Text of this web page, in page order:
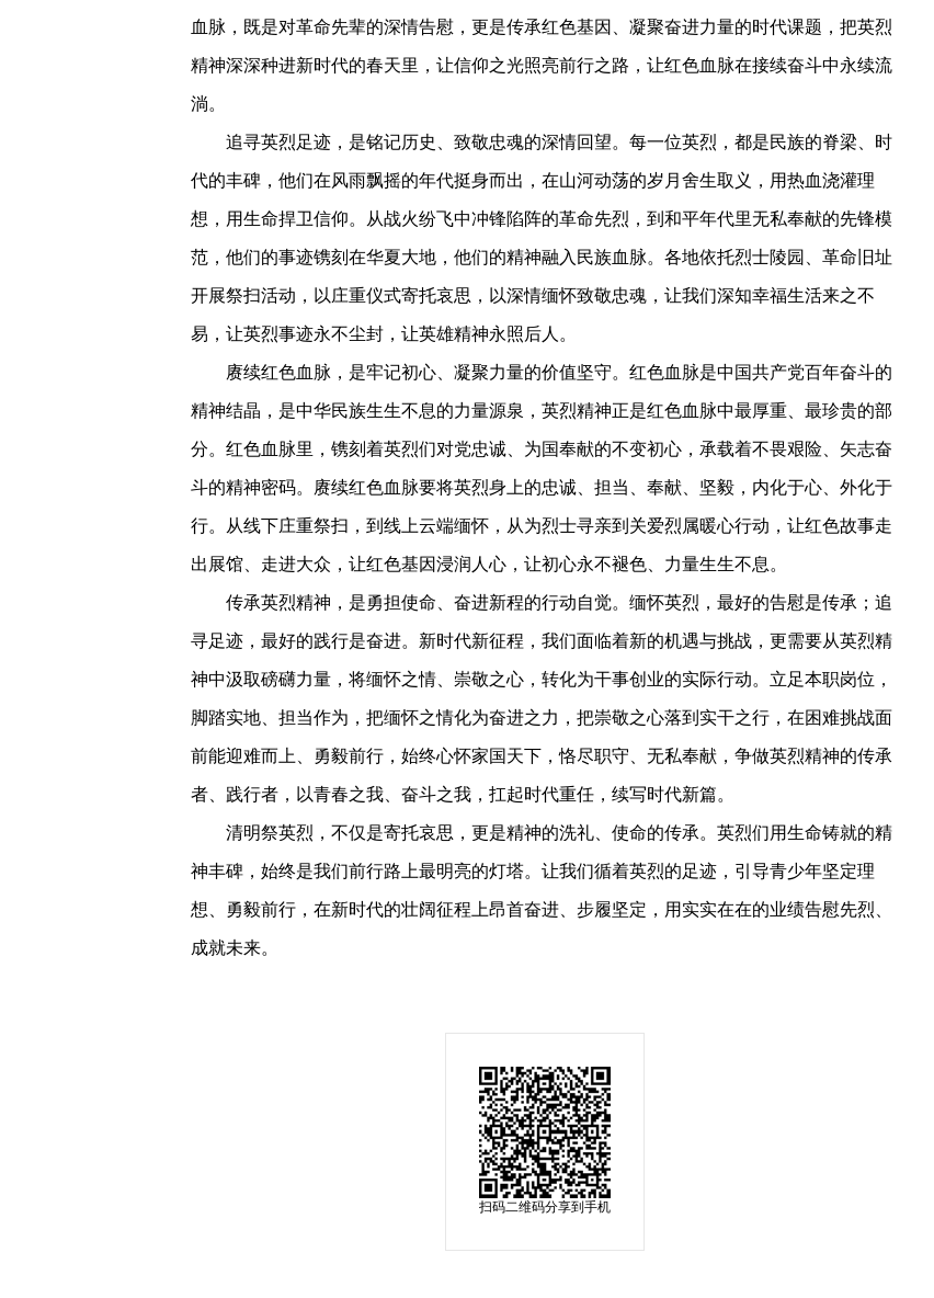
血脉，既是对革命先辈的深情告慰，更是传承红色基因、凝聚奋进力量的时代课题，把英烈
精神深深种进新时代的春天里，让信仰之光照亮前行之路，让红色血脉在接续奋斗中永续流
淌。
追寻英烈足迹，是铭记历史、致敬忠魂的深情回望。每一位英烈，都是民族的脊梁、时
代的丰碑，他们在风雨飘摇的年代挺身而出，在山河动荡的岁月舍生取义，用热血浇灌理
想，用生命捍卫信仰。从战火纷飞中冲锋陷阵的革命先烈，到和平年代里无私奉献的先锋模
范，他们的事迹镌刻在华夏大地，他们的精神融入民族血脉。各地依托烈士陵园、革命旧址
开展祭扫活动，以庄重仪式寄托哀思，以深情缅怀致敬忠魂，让我们深知幸福生活来之不
易，让英烈事迹永不尘封，让英雄精神永照后人。
赓续红色血脉，是牢记初心、凝聚力量的价值坚守。红色血脉是中国共产党百年奋斗的
精神结晶，是中华民族生生不息的力量源泉，英烈精神正是红色血脉中最厚重、最珍贵的部
分。红色血脉里，镌刻着英烈们对党忠诚、为国奉献的不变初心，承载着不畏艰险、矢志奋
斗的精神密码。赓续红色血脉要将英烈身上的忠诚、担当、奉献、坚毅，内化于心、外化于
行。从线下庄重祭扫，到线上云端缅怀，从为烈士寻亲到关爱烈属暖心行动，让红色故事走
出展馆、走进大众，让红色基因浸润人心，让初心永不褪色、力量生生不息。
传承英烈精神，是勇担使命、奋进新程的行动自觉。缅怀英烈，最好的告慰是传承；追
寻足迹，最好的践行是奋进。新时代新征程，我们面临着新的机遇与挑战，更需要从英烈精
神中汲取磅礴力量，将缅怀之情、崇敬之心，转化为干事创业的实际行动。立足本职岗位，
脚踏实地、担当作为，把缅怀之情化为奋进之力，把崇敬之心落到实干之行，在困难挑战面
前能迎难而上、勇毅前行，始终心怀家国天下，恪尽职守、无私奉献，争做英烈精神的传承
者、践行者，以青春之我、奋斗之我，扛起时代重任，续写时代新篇。
清明祭英烈，不仅是寄托哀思，更是精神的洗礼、使命的传承。英烈们用生命铸就的精
神丰碑，始终是我们前行路上最明亮的灯塔。让我们循着英烈的足迹，引导青少年坚定理
想、勇毅前行，在新时代的壮阔征程上昂首奋进、步履坚定，用实实在在的业绩告慰先烈、
成就未来。
扫码二维码分享到手机